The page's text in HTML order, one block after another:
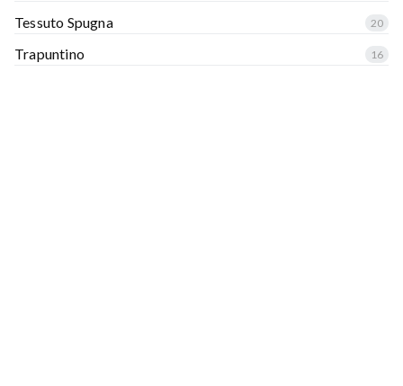
Tessuto Spugna 20
Trapuntino 16